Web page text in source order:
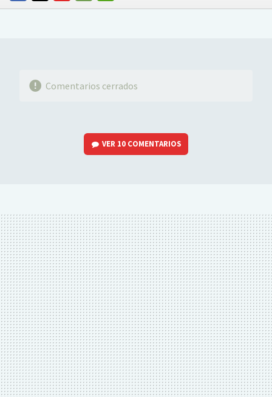
FACEBOOKTWITTERFLIPBOARD
E-
WHATSAPP
Comentarios cerrados
VER 10 COMENTARIOS